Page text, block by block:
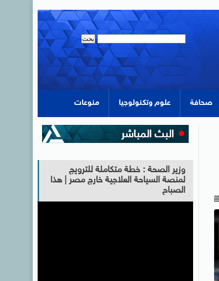
صحافة علوم وتكنولوجيا منوعات
وزير الصحة : خطة متكاملة للترويج
لمنصة السياحة العلاجية خارج مصر | هذا
الصباح